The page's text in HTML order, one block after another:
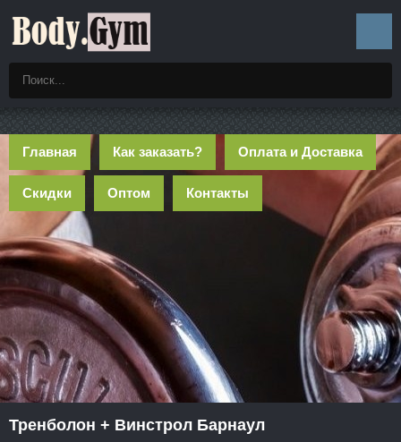
Главная Как заказать? Оплата и Доставка
Скидки Оптом Контакты
Тренболон + Винстрол Барнаул